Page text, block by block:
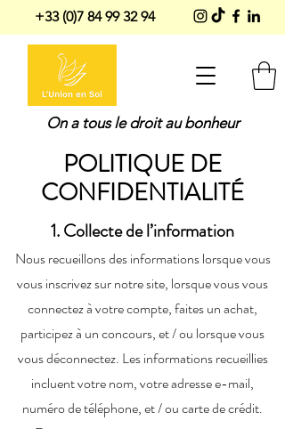
On a tous le droit au bonheur
+33 (0)7 84 99 32 94
POLITIQUE DE
CONFIDENTIALITÉ
1. Collecte de l’information
Nous recueillons des informations lorsque vous
vous inscrivez sur notre site, lorsque vous vous
connectez à votre compte, faites un achat,
participez à un concours, et / ou lorsque vous
vous déconnectez. Les informations recueillies
incluent votre nom, votre adresse e-mail,
numéro de téléphone, et / ou carte de crédit.